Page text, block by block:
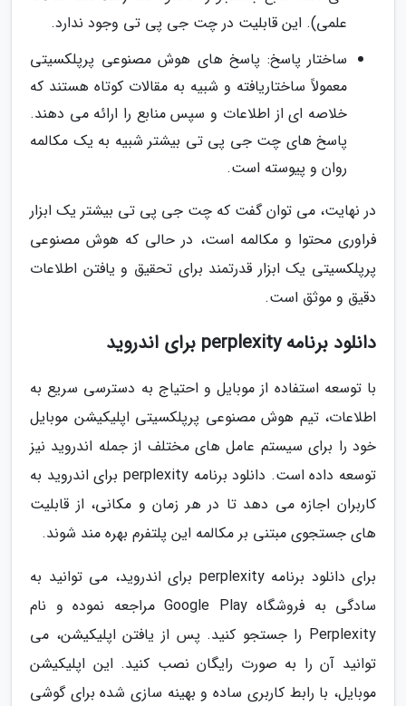
علمی). این قابلیت در چت جی پی تی وجود ندارد.
ساختار پاسخ: پاسخ های هوش مصنوعی پرپلکسیتی
معمولاً ساختاریافته و شبیه به مقالات کوتاه هستند که
خلاصه ای از اطلاعات و سپس منابع را ارائه می دهند.
پاسخ های چت جی پی تی بیشتر شبیه به یک مکالمه
روان و پیوسته است.
در نهایت، می توان گفت که چت جی پی تی بیشتر یک ابزار
فراوری محتوا و مکالمه است، در حالی که هوش مصنوعی
پرپلکسیتی یک ابزار قدرتمند برای تحقیق و یافتن اطلاعات
دقیق و موثق است.
دانلود برنامه perplexity برای اندروید
با توسعه استفاده از موبایل و احتیاج به دسترسی سریع به
اطلاعات، تیم هوش مصنوعی پرپلکسیتی اپلیکیشن موبایل
خود را برای سیستم عامل های مختلف از جمله اندروید نیز
توسعه داده است. دانلود برنامه perplexity برای اندروید به
کاربران اجازه می دهد تا در هر زمان و مکانی، از قابلیت
های جستجوی مبتنی بر مکالمه این پلتفرم بهره مند شوند.
برای دانلود برنامه perplexity برای اندروید، می توانید به
سادگی به فروشگاه Google Play مراجعه نموده و نام
Perplexity را جستجو کنید. پس از یافتن اپلیکیشن، می
توانید آن را به صورت رایگان نصب کنید. این اپلیکیشن
موبایل، با رابط کاربری ساده و بهینه سازی شده برای گوشی